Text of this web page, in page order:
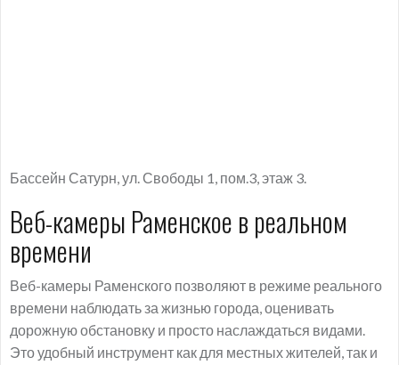
Бассейн Сатурн, ул. Свободы 1, пом.3, этаж 3.
Веб-камеры Раменское в реальном
времени
Веб-камеры Раменского позволяют в режиме реального
времени наблюдать за жизнью города, оценивать
дорожную обстановку и просто наслаждаться видами.
Это удобный инструмент как для местных жителей, так и